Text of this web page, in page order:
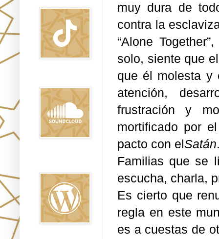
muy dura de
contra la
“Alone
solo, siente que
que él molesta y
atención,
frustración y
mortificado por
pacto con elSatán
Familias que se
escucha, charla,
Es cierto que
regla en este
es a cuestas de